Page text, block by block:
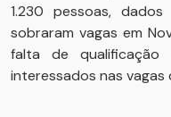
1.230 pessoas,
sobraram vagas em
falta de qualificação
interessados nas vagas